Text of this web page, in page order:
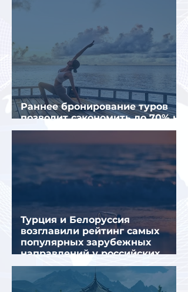
Раннее бронирование туров
позволит сэкономить до 70% на
летнем отдыхе — АТОР
Турция и Белоруссия
возглавили рейтинг самых
популярных зарубежных
направлений у российских
туристов летом